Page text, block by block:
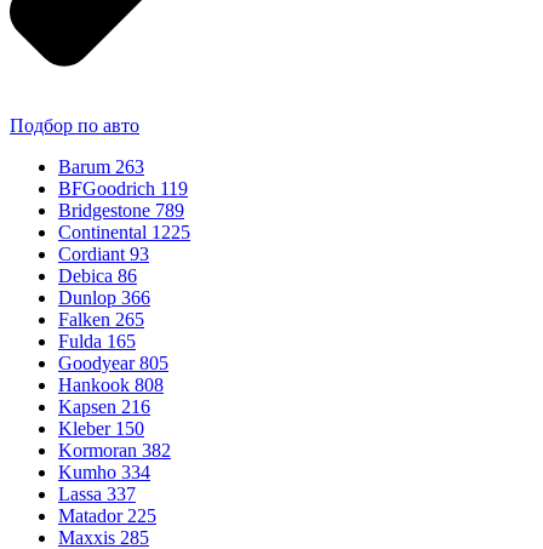
Подбор по авто
Barum 263
BFGoodrich 119
Bridgestone 789
Continental 1225
Cordiant 93
Debica 86
Dunlop 366
Falken 265
Fulda 165
Goodyear 805
Hankook 808
Kapsen 216
Kleber 150
Kormoran 382
Kumho 334
Lassa 337
Matador 225
Maxxis 285